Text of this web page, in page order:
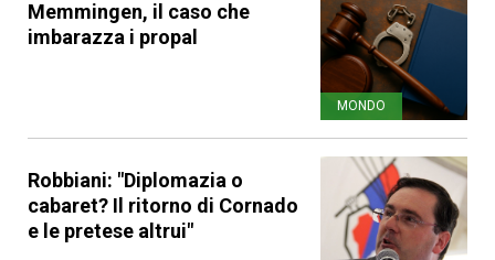
Memmingen, il caso che
imbarazza i propal
MONDO
Robbiani: "Diplomazia o
cabaret? Il ritorno di Cornado
e le pretese altrui"